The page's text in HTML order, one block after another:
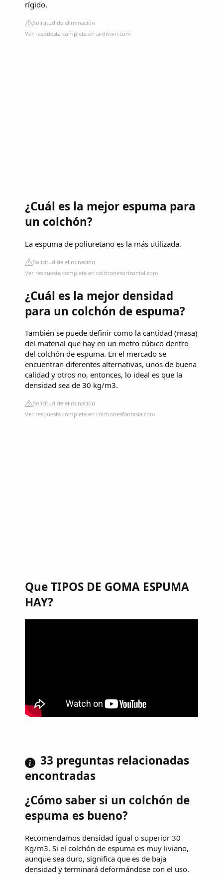
rígido.
Solicitud de eliminación
Ver respuesta completa en si-divani.com
¿Cuál es la mejor espuma para
un colchón?
La espuma de poliuretano es la más utilizada.
Solicitud de eliminación
Ver respuesta completa en colchonesorizontal.com
¿Cuál es la mejor densidad
para un colchón de espuma?
También se puede definir como la cantidad (masa)
del material que hay en un metro cúbico dentro
del colchón de espuma. En el mercado se
encuentran diferentes alternativas, unos de buena
calidad y otros no, entonces, lo ideal es que la
densidad sea de 30 kg/m3.
Solicitud de eliminación
Ver respuesta completa en colchonesfantasia.com
Que TIPOS DE GOMA ESPUMA
HAY?
33 preguntas relacionadas
encontradas
¿Cómo saber si un colchón de
espuma es bueno?
Recomendamos densidad igual o superior 30
Kg/m3. Si el colchón de espuma es muy liviano,
aunque sea duro, significa que es de baja
densidad y terminará deformándose con el uso.